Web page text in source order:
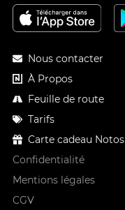
Nous contacter
À Propos
Feuille de route
Tarifs
Carte cadeau Notos
Confidentialité
Mentions légales
CGV